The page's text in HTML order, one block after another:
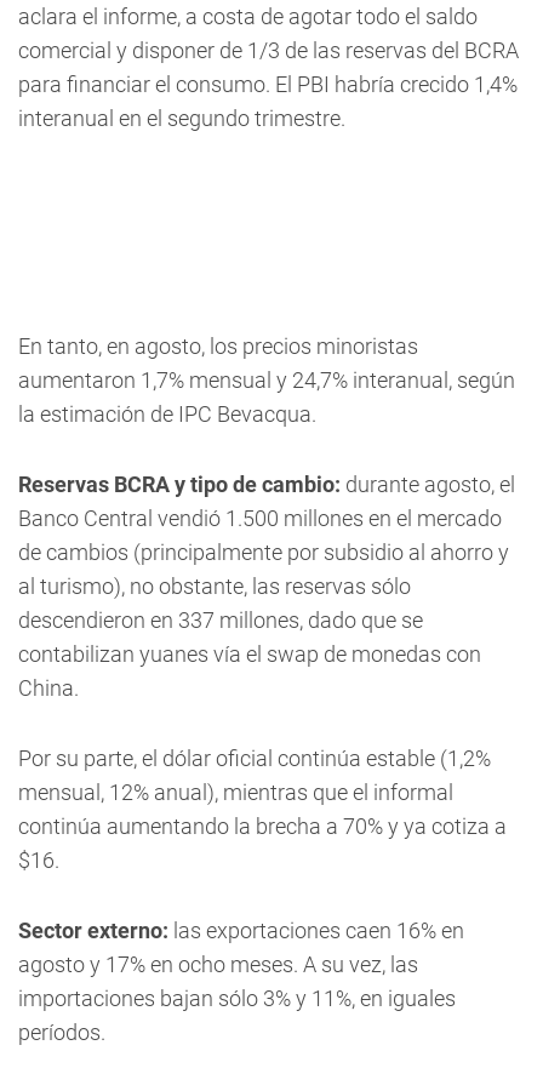
aclara el informe, a costa de agotar todo el saldo
comercial y disponer de 1/3 de las reservas del BCRA
para financiar el consumo. El PBI habría crecido 1,4%
interanual en el segundo trimestre.
En tanto, en agosto, los precios minoristas
aumentaron 1,7% mensual y 24,7% interanual, según
la estimación de IPC Bevacqua.
Reservas BCRA y tipo de cambio: durante agosto, el
Banco Central vendió 1.500 millones en el mercado
de cambios (principalmente por subsidio al ahorro y
al turismo), no obstante, las reservas sólo
descendieron en 337 millones, dado que se
contabilizan yuanes vía el swap de monedas con
China.
Por su parte, el dólar oficial continúa estable (1,2%
mensual, 12% anual), mientras que el informal
continúa aumentando la brecha a 70% y ya cotiza a
$16.
Sector externo: las exportaciones caen 16% en
agosto y 17% en ocho meses. A su vez, las
importaciones bajan sólo 3% y 11%, en iguales
períodos.